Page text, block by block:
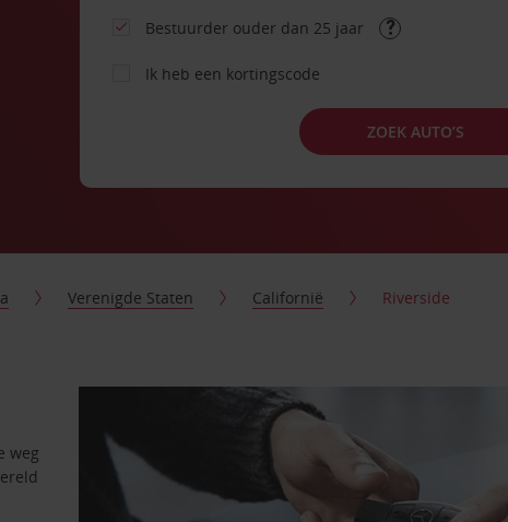
Bestuurder ouder dan 25 jaar
Ik heb een kortingscode
ZOEK AUTO’S
Verenigde Staten Californië Riverside
weg